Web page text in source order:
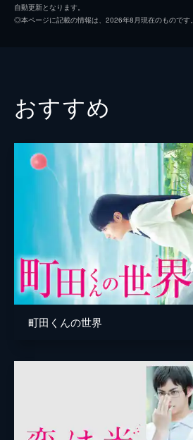
大村源次郎
神谷康孝
脚本
製作
自動更新となります。
◎本ページに記載の情報は、2026年8月現在のものです。
おすすめ
町田くんの世界